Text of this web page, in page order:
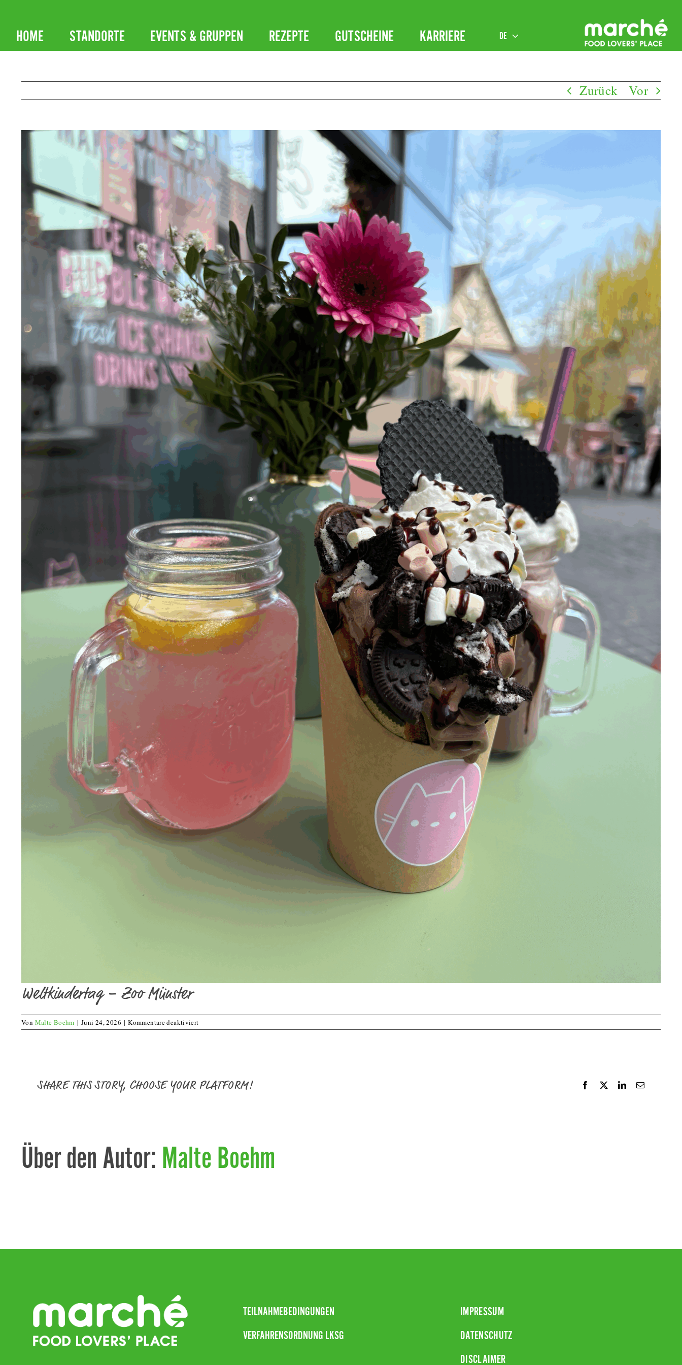
Inhalt
springen
HOME STANDORTE EVENTS & GRUPPEN REZEPTE GUTSCHEINE KARRIERE DE
Zurück Vor
Zeige
grösseres
Bild
Weltkindertag – Zoo Münster
Von Malte Boehm | Juni 24, 2026 | Kommentare deaktiviertfür
Weltkindertag
SHARE THIS STORY, CHOOSE YOUR PLATFORM! Facebook LinkedIn
E-
Über den Autor: Malte Boehm
TEILNAHMEBEDINGUNGEN
VERFAHRENSORDNUNG LKSG
IMPRESSUM
DATENSCHUTZ
DISCLAIMER